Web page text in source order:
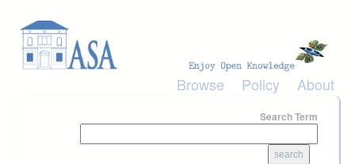
Browse Policy About
Search Term